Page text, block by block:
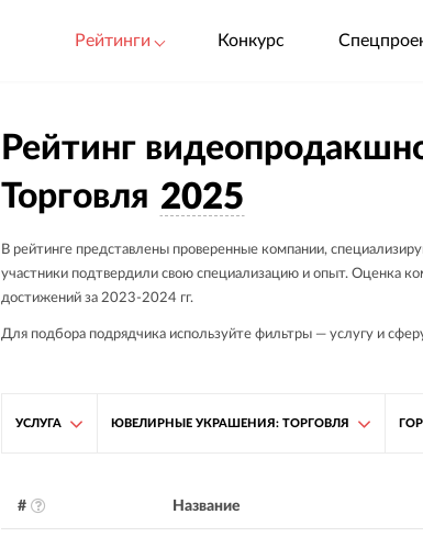
Рейтинги Конкурс
Рейтинг
Торговля 2025
В рейтинге представлены проверенные компании,
участники подтвердили свою специализацию и опыт. Оценка
достижений за 2023-2024 гг.
Для подбора подрядчика используйте фильтры — услугу и
УСЛУГА ЮВЕЛИРНЫЕ УКРАШЕНИЯ: ТОРГОВЛЯ
# Название